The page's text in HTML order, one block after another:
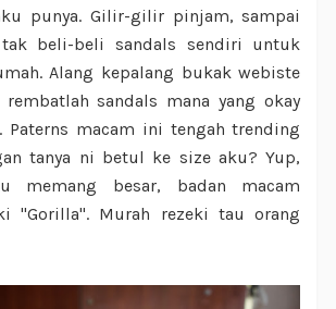
punya. Gilir-gilir pinjam, sampai
beli-beli sandals sendiri untuk
Alang kepalang bukak webiste
rembatlah sandals mana yang okay
Paterns macam ini tengah trending
tanya ni betul ke size aku? Yup,
memang besar, badan macam
"Gorilla". Murah rezeki tau orang